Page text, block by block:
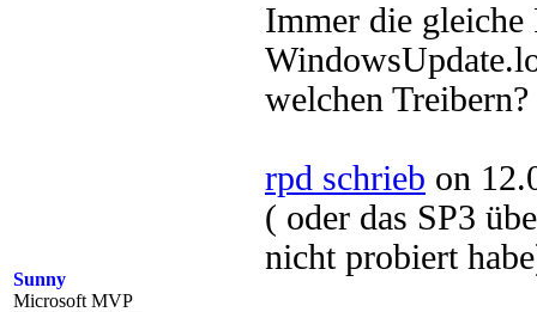
Sunny
Microsoft MVP
Immer die gleiche
welchen Treibern?
rpd schrieb on
( oder das SP3
nicht probiert